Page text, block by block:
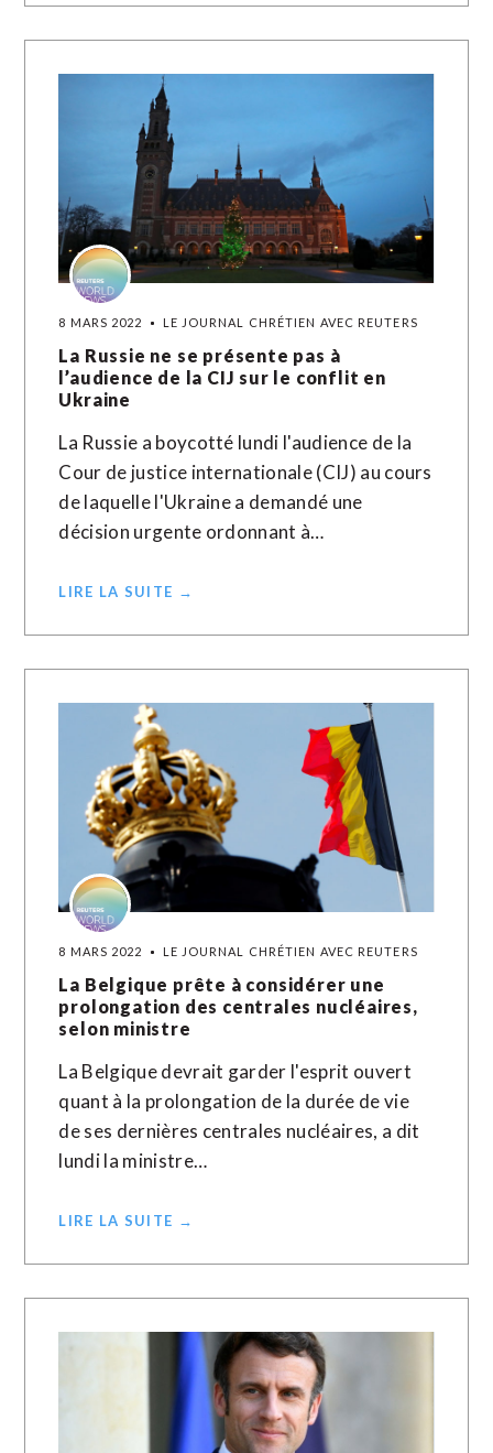
8 MARS 2022 LE JOURNAL CHRÉTIEN AVEC REUTERS
La Russie ne se présente pas à
l’audience de la CIJ sur le conflit en
Ukraine
La Russie a boycotté lundi l'audience de la
Cour de justice internationale (CIJ) au cours
de laquelle l'Ukraine a demandé une
décision urgente ordonnant à…
LIRE LA SUITE →
8 MARS 2022 LE JOURNAL CHRÉTIEN AVEC REUTERS
La Belgique prête à considérer une
prolongation des centrales nucléaires,
selon ministre
La Belgique devrait garder l'esprit ouvert
quant à la prolongation de la durée de vie
de ses dernières centrales nucléaires, a dit
lundi la ministre…
LIRE LA SUITE →